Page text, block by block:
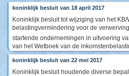
koninklijk besluit van 18 april 2017
Koninklijk besluit tot wijziging van het KB/
belastingvermindering voor de
startende ondernemingen in uitvoering
van het Wetboek van de
koninklijk besluit van 22 mei 2017
Koninklijk besluit houdende diverse